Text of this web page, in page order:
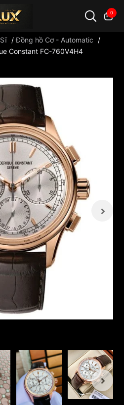
0
/Đồng hồ Cơ - Automatic
/
Constant FC-760V4H4